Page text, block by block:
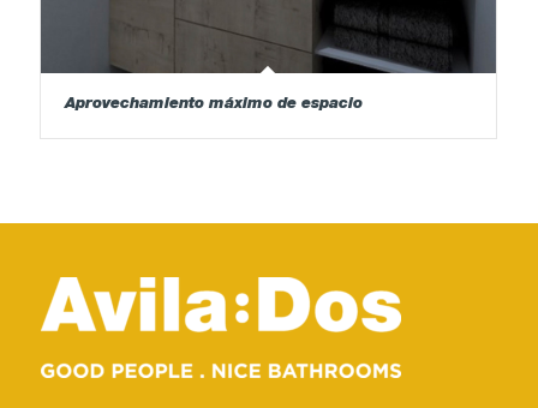
Aprovechamiento máximo de espacio